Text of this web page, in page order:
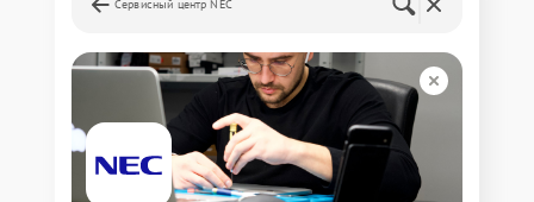
Сервисный центр NEC